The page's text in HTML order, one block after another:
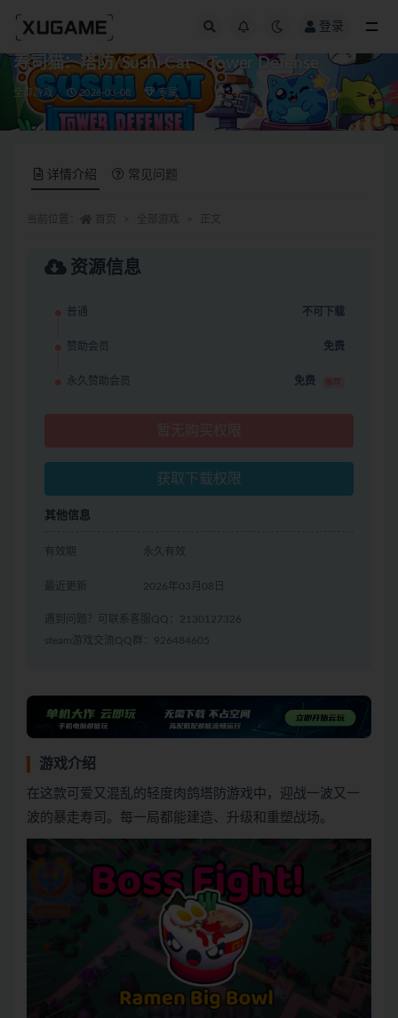
登录
寿司猫：塔防/Sushi Cat – Tower Defense
全部游戏 2026-03-08 专属
详情介绍 常见问题
资源信息
普通 不可下载
赞助会员 免费
永久赞助会员 免费 推荐
获取下载权限
其他信息
有效期 永久有效
最近更新 2026年03月08日
遇到问题？可联系客服QQ：2130127326
steam游戏交流QQ群：926484605
游戏介绍
在这款可爱又混乱的轻度肉鸽塔防游戏中，迎战一波又一
波的暴走寿司。每一局都能建造、升级和重塑战场。